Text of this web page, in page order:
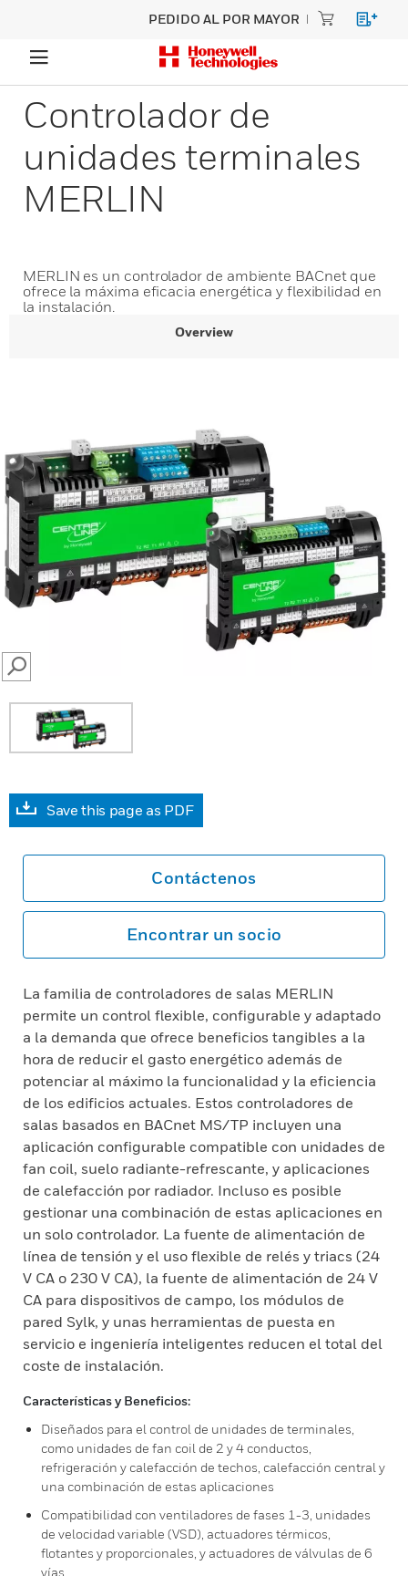
PEDIDO AL POR MAYOR
Controlador de
unidades terminales
MERLIN
MERLIN es un controlador de ambiente BACnet que
ofrece la máxima eficacia energética y flexibilidad en
la instalación.
Overview
SEARCH
Save this page as PDF
Contáctenos
Encontrar un socio
La familia de controladores de salas MERLIN
permite un control flexible, configurable y adaptado
a la demanda que ofrece beneficios tangibles a la
hora de reducir el gasto energético además de
potenciar al máximo la funcionalidad y la eficiencia
de los edificios actuales. Estos controladores de
salas basados en BACnet MS/TP incluyen una
aplicación configurable compatible con unidades de
fan coil, suelo radiante-refrescante, y aplicaciones
de calefacción por radiador. Incluso es posible
gestionar una combinación de estas aplicaciones en
un solo controlador. La fuente de alimentación de
línea de tensión y el uso flexible de relés y triacs (24
V CA o 230 V CA), la fuente de alimentación de 24 V
CA para dispositivos de campo, los módulos de
pared Sylk, y unas herramientas de puesta en
servicio e ingeniería inteligentes reducen el total del
coste de instalación.
Características y Beneficios:
Diseñados para el control de unidades de terminales,
como unidades de fan coil de 2 y 4 conductos,
refrigeración y calefacción de techos, calefacción central y
una combinación de estas aplicaciones
Compatibilidad con ventiladores de fases 1-3, unidades
de velocidad variable (VSD), actuadores térmicos,
flotantes y proporcionales, y actuadores de válvulas de 6
vías